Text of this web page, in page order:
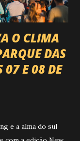
O CLIMA
DAS
07 E 08 DE
e a alma do sul